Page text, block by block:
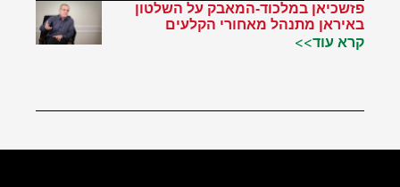
פזשכיאן במלכוד-המאבק על השלטון
באיראן מתנהל מאחורי הקלעים
קרא עוד>>